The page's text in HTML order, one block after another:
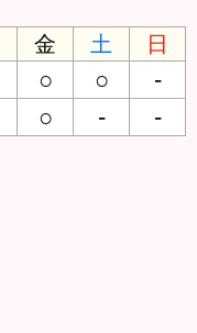
金 土
日
○ ○ -
○ -
-